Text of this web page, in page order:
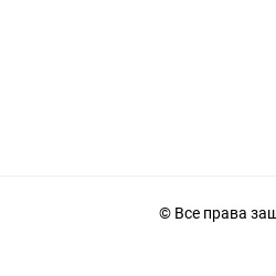
© Все права